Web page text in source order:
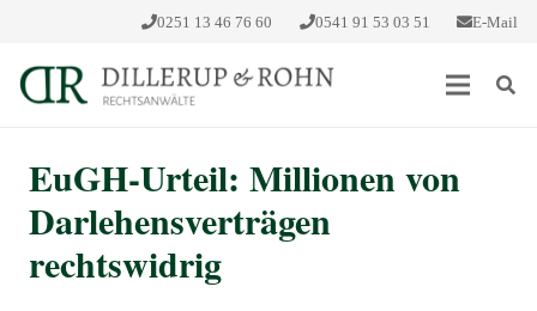
0251 13 46 76 60 0541 91 53 03 51 E-Mail
EuGH-Urteil: Millionen von
Darlehensverträgen
rechtswidrig